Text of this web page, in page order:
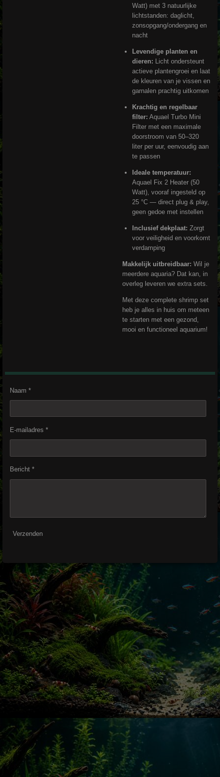
Watt) met 3 natuurlijke
lichtstanden: daglicht,
zonsopgang/ondergang en
nacht
Levendige planten en
dieren: Licht ondersteunt
actieve plantengroei en laat
de kleuren van je vissen en
garnalen prachtig uitkomen
Krachtig en regelbaar
filter: Aquael Turbo Mini
Filter met een maximale
doorstroom van 50–320
liter per uur, eenvoudig aan
te passen
Ideale temperatuur:
Aquael Fix 2 Heater (50
Watt), vooraf ingesteld op
25 °C — direct plug & play,
geen gedoe met instellen
Inclusief dekplaat: Zorgt
voor veiligheid en voorkomt
verdamping
Makkelijk uitbreidbaar: Wil je
meerdere aquaria? Dat kan, in
overleg leveren we extra sets.
Met deze complete shrimp set
heb je alles in huis om meteen
te starten met een gezond,
mooi en functioneel aquarium!
Naam *
E-mailadres *
Bericht *
Verzenden